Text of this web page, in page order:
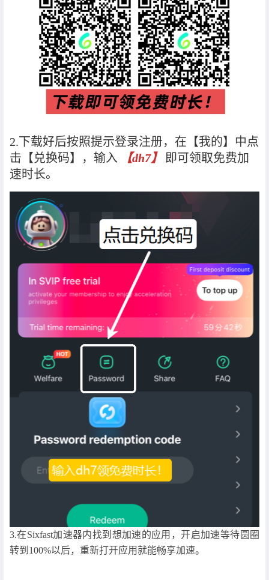
2.下载好后按照提示登录注册，在【我的】中点
击【兑换码】，输入
【dh7】
即可领取免费加
速时长。
3.在Sixfast加速器内找到想加速的应用，开启加速等待圆圈
转到100%以后，重新打开应用就能畅享加速。